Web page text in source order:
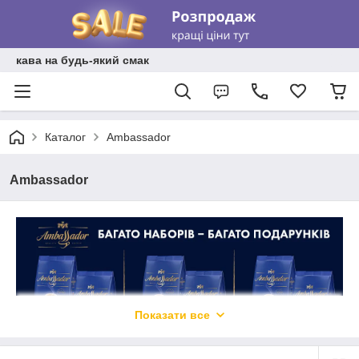
кава на будь-який смак
Каталог Ambassadоr
Ambassadоr
Показати все